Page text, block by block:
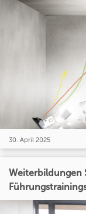
30. April 2025
Weiterbildungen